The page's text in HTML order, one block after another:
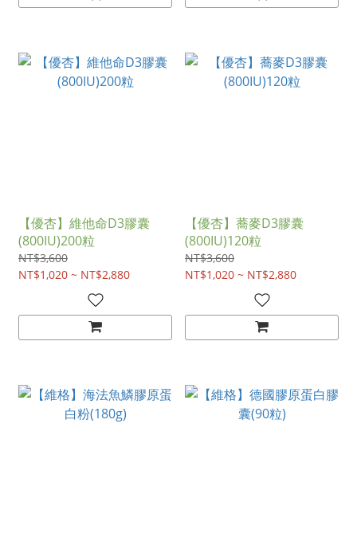
【優杏】維他命D3膠囊
(800IU)200粒
NT$3,600
NT$1,020 ~ NT$2,880
【優杏】蕎麥D3膠囊
(800IU)120粒
NT$3,600
NT$1,020 ~ NT$2,880